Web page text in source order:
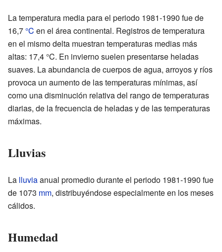
La temperatura media para el periodo 1981-1990 fue de
16,7 °C en el área continental. Registros de temperatura
en el mismo delta muestran temperaturas medias más
altas: 17,4 °C. En invierno suelen presentarse heladas
suaves. La abundancia de cuerpos de agua, arroyos y ríos
provoca un aumento de las temperaturas mínimas, así
como una disminución relativa del rango de temperaturas
diarias, de la frecuencia de heladas y de las temperaturas
máximas.
Lluvias
La lluviaanual promedio durante el periodo 1981-1990 fue
de 1073 mm, distribuyéndose especialmente en los meses
cálidos.
Humedad